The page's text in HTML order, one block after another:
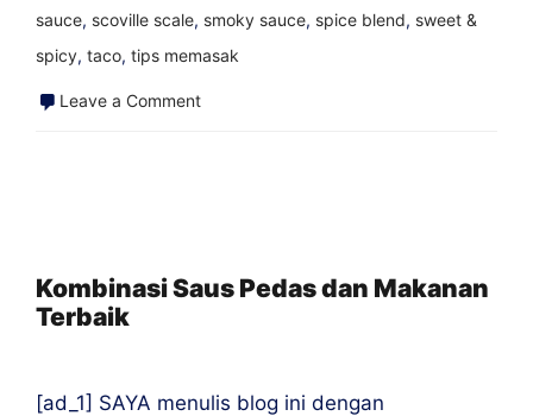
sauce, scoville scale, smoky sauce, spice blend, sweet &
spicy, taco, tips memasak
Leave a Commenton
Tiram
Kombinasi Saus Pedas dan Makanan
Terbaik
[ad_1] SAYA menulis blog ini dengan